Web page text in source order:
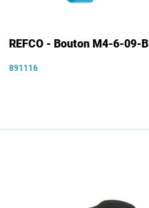
REFCO - Bouton M4-6-09-B
891116